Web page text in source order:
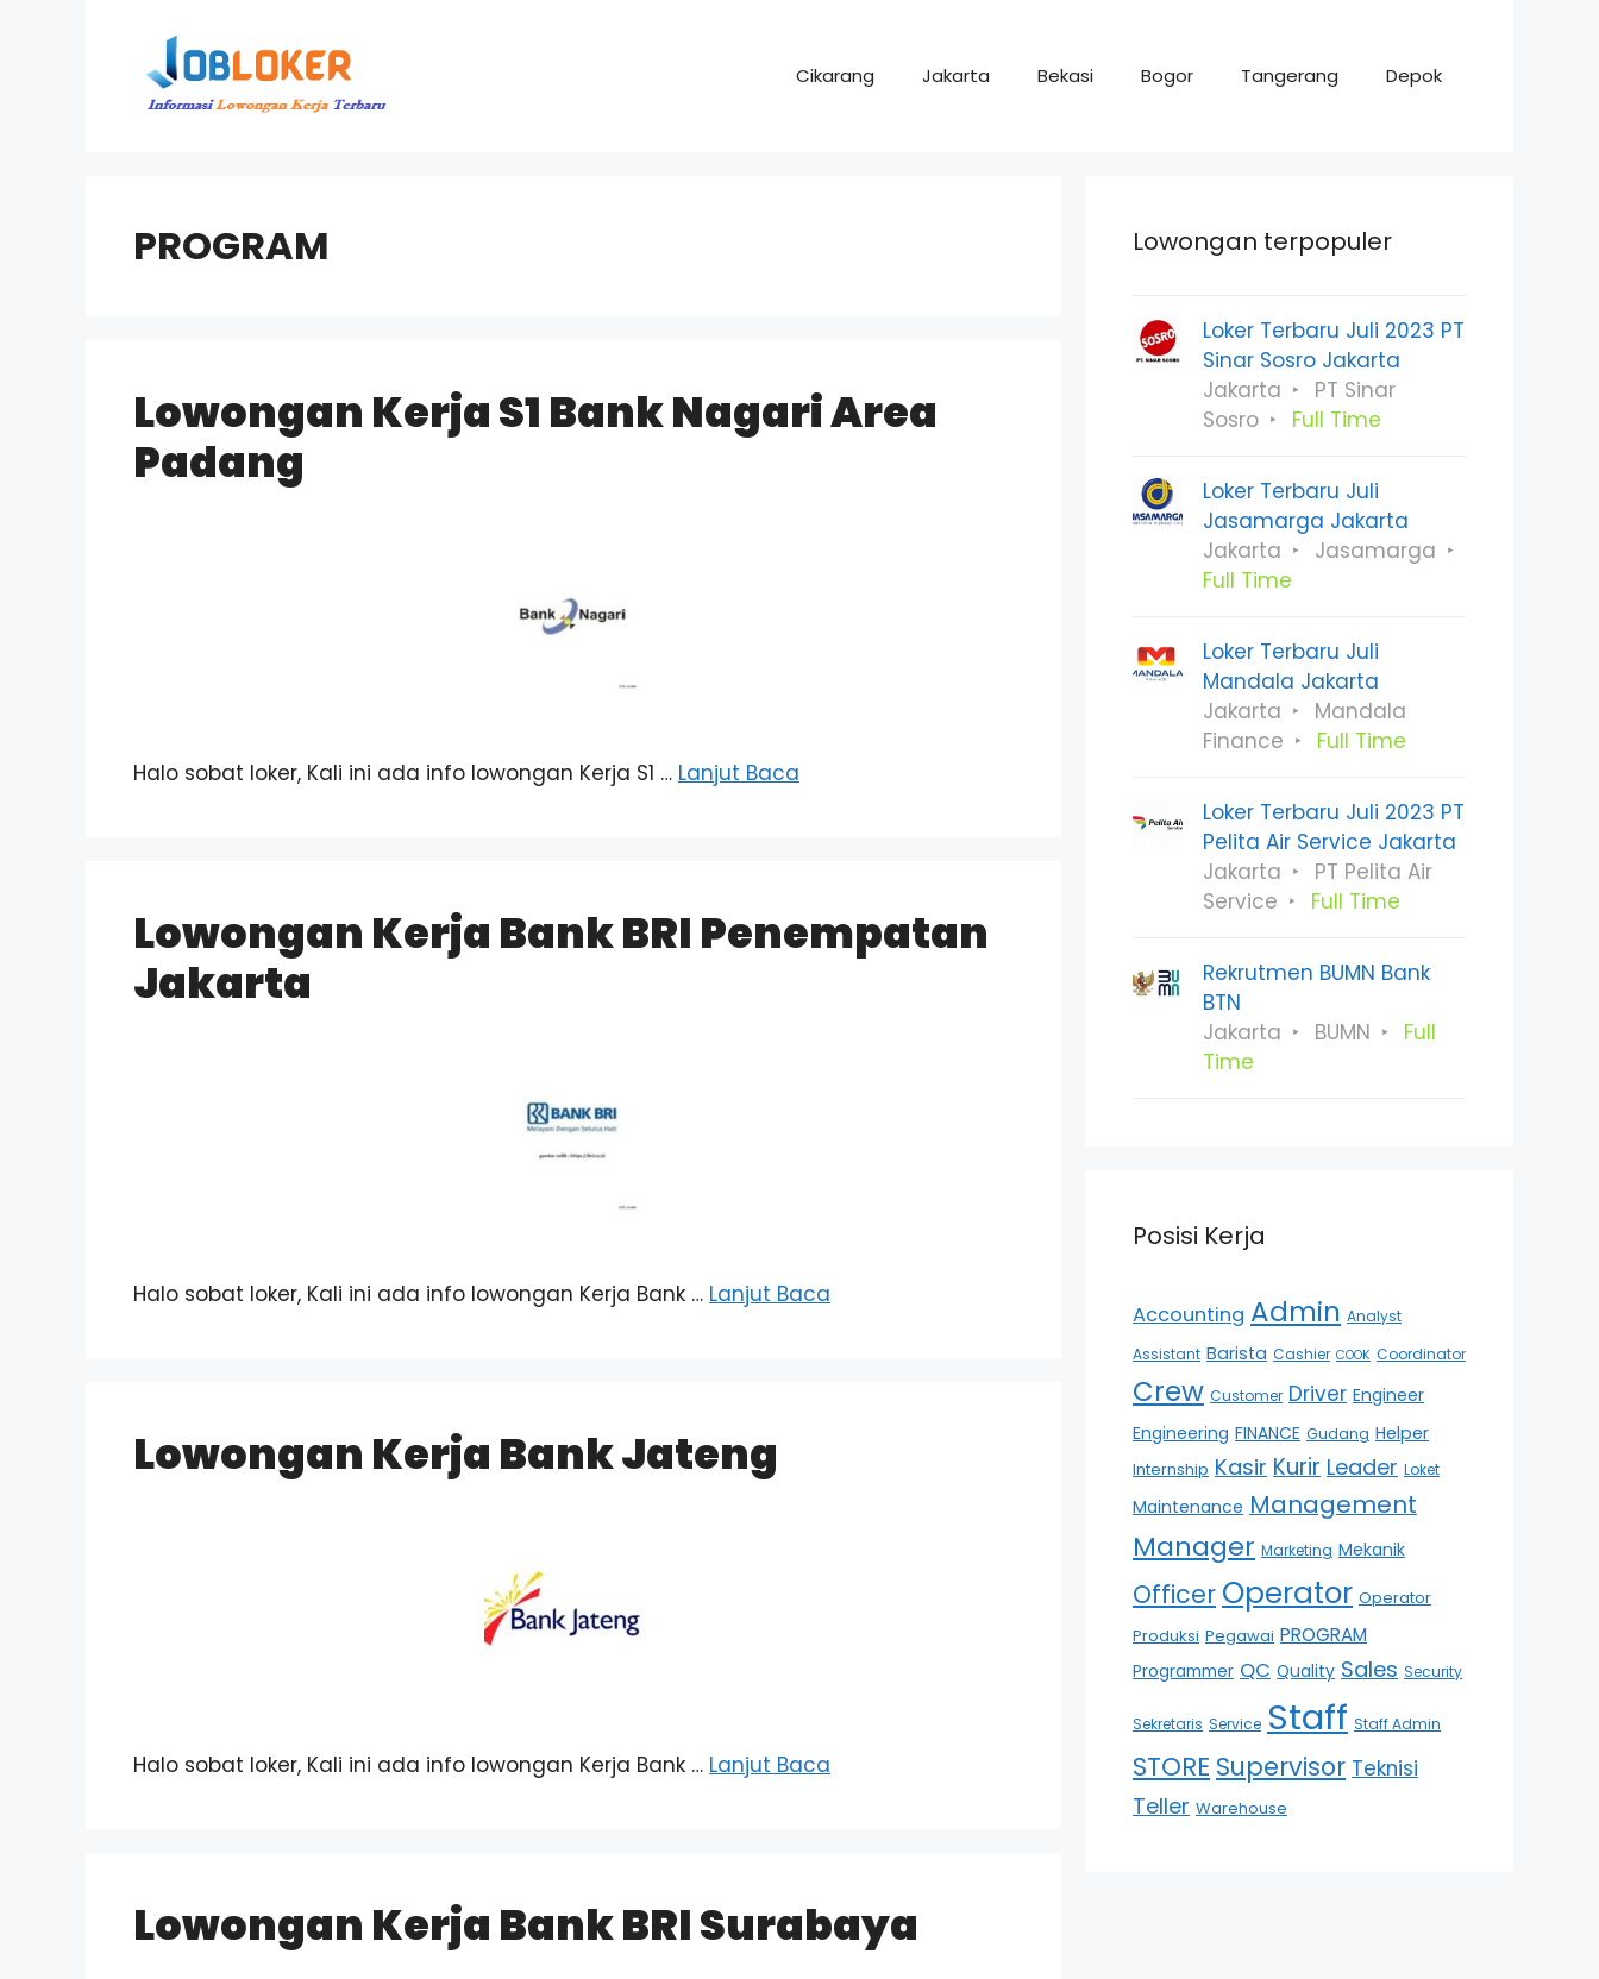
Cikarang Jakarta Bekasi Bogor Tangerang Depok
PROGRAM
Lowongan Kerja S1 Bank Nagari Area
Padang
Halo sobat loker, Kali ini ada info lowongan Kerja S1 … Lanjut Baca
Lowongan Kerja Bank BRI Penempatan
Jakarta
Halo sobat loker, Kali ini ada info lowongan Kerja Bank … Lanjut Baca
Lowongan Kerja Bank Jateng
Halo sobat loker, Kali ini ada info lowongan Kerja Bank … Lanjut Baca
Lowongan Kerja Bank BRI Surabaya
Lowongan terpopuler
Loker Terbaru Juli 2023 PT
Sinar Sosro Jakarta
Jakarta
PT Sinar
Sosro
Full Time
Loker Terbaru Juli
Jasamarga Jakarta
Jakarta
Jasamarga
Full Time
Loker Terbaru Juli
Mandala Jakarta
Jakarta
Mandala
Finance
Full Time
Loker Terbaru Juli 2023 PT
Pelita Air Service Jakarta
Jakarta
PT Pelita Air
Service
Full Time
Rekrutmen BUMN Bank
BTN
Jakarta
BUMN
Full
Time
Posisi Kerja
Accounting Admin Analyst
Assistant Barista Cashier COOK Coordinator
Crew Customer Driver Engineer
Engineering FINANCE Gudang Helper
Internship Kasir Kurir Leader Loket
Maintenance Management
Manager Marketing Mekanik
Officer Operator Operator
Produksi Pegawai PROGRAM
Programmer QC Quality Sales Security
Sekretaris Service Staff Staff Admin
STORE Supervisor Teknisi
Teller Warehouse